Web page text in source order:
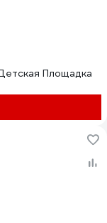
Площадка